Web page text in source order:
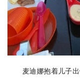
麦迪娜抱着儿子